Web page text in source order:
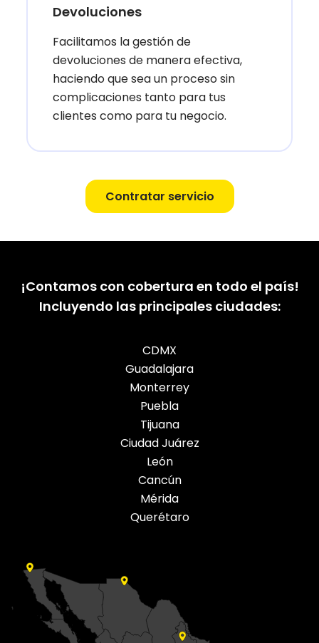
Devoluciones
Facilitamos la gestión de
devoluciones de manera efectiva,
haciendo que sea un proceso sin
complicaciones tanto para tus
clientes como para tu negocio.
Contratar servicio
¡Contamos con cobertura en todo el país!
Incluyendo las principales ciudades:
CDMX
Guadalajara
Monterrey
Puebla
Tijuana
Ciudad Juárez
León
Cancún
Mérida
Querétaro